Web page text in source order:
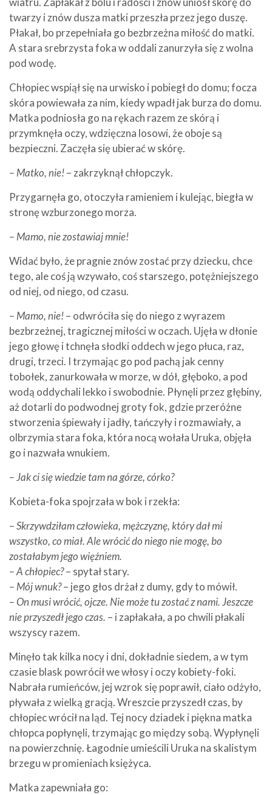
twarzy i znów dusza matki przeszła przez jego duszę.
Płakał, bo przepełniała go bezbrzeżna miłość do matki.
A stara srebrzysta foka w oddali zanurzyła się z wolna
pod wodę.
Chłopiec wspiął się na urwisko i pobiegł do domu; focza
skóra powiewała za nim, kiedy wpadł jak burza do domu.
Matka podniosła go na rękach razem ze skórą i
przymknęła oczy, wdzięczna losowi, że oboje są
bezpieczni. Zaczęła się ubierać w skórę.
– Matko, nie!– zakrzyknął chłopczyk.
Przygarnęła go, otoczyła ramieniem i kulejąc, biegła w
stronę wzburzonego morza.
– Mamo, nie zostawiaj mnie!
Widać było, że pragnie znów zostać przy dziecku, chce
tego, ale coś ją wzywało, coś starszego, potężniejszego
od niej, od niego, od czasu.
– Mamo, nie!– odwróciła się do niego z wyrazem
bezbrzeżnej, tragicznej miłości w oczach. Ujęła w dłonie
jego głowę i tchnęła słodki oddech w jego płuca, raz,
drugi, trzeci. I trzymając go pod pachą jak cenny
tobołek, zanurkowała w morze, w dół, głęboko, a pod
wodą oddychali lekko i swobodnie. Płynęli przez głębiny,
aż dotarli do podwodnej groty fok, gdzie przeróżne
stworzenia śpiewały i jadły, tańczyły i rozmawiały, a
olbrzymia stara foka, która nocą wołała Uruka, objęła
go i nazwała wnukiem.
– Jak ci się wiedzie tam na górze, córko?
Kobieta-foka spojrzała w bok i rzekła:
– Skrzywdziłam człowieka, mężczyznę, który dał mi
wszystko, co miał. Ale wrócić do niego nie mogę, bo
zostałabym jego więźniem.
– A chłopiec?– spytał stary.
– Mój wnuk?– jego głos drżał z dumy, gdy to mówił.
– On musi wrócić, ojcze. Nie może tu zostać z nami. Jeszcze
nie przyszedł jego czas. – i zapłakała, a po chwili płakali
wszyscy razem.
Minęło tak kilka nocy i dni, dokładnie siedem, a w tym
czasie blask powrócił we włosy i oczy kobiety-foki.
Nabrała rumieńców, jej wzrok się poprawił, ciało odżyło,
pływała z wielką gracją. Wreszcie przyszedł czas, by
chłopiec wrócił na ląd. Tej nocy dziadek i piękna matka
chłopca popłynęli, trzymając go między sobą. Wypłynęli
na powierzchnię. Łagodnie umieścili Uruka na skalistym
brzegu w promieniach księżyca.
Matka zapewniała go: